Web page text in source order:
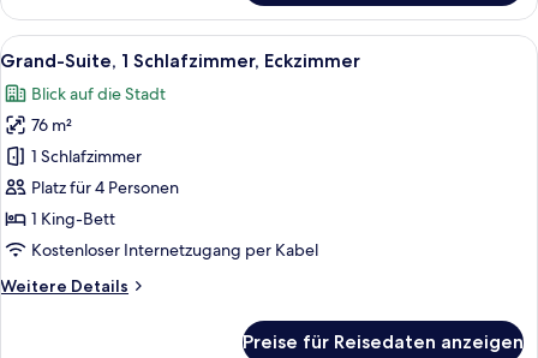
Zimmer,
1 King-
Bett,
Alle
Fotos
für
Grand-
Suite,
1
Schlafzimmer,
Eckzimmer
Ein Hotelzimmer mit einer großen
6
Grand-Suite, 1 Schlafzimmer, Eckzimmer
Blick auf die Stadt
76 m²
1 Schlafzimmer
Platz für 4 Personen
1 King-Bett
Kostenloser Internetzugang per Kabel
Weitere Details
Weitere
Preise für Reisedaten anzeigen